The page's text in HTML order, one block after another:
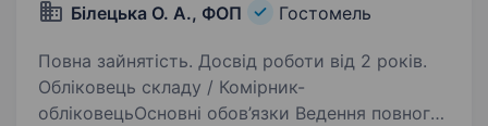
Білецька О. А., ФОП Гостомель
Повна зайнятість. Досвід роботи від 2 років.
Обліковець складу / Комірник-
обліковецьОсновні обов’язки Ведення повного